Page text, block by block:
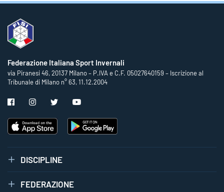
Federazione Italiana Sport Invernali
via Piranesi 46, 20137 Milano – P.IVA e C.F. 05027640159 – Iscrizione al
Tribunale di Milano n° 63, 11.12.2004
DISCIPLINE
FEDERAZIONE